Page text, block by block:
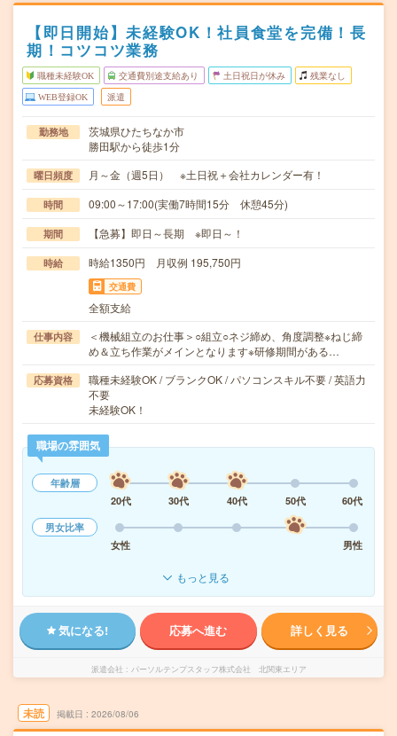
【即日開始】未経験OK！社員食堂を完備！長
期！コツコツ業務
職種未経験OK 交通費別途支給あり 土日祝日が休み 残業なし
WEB登録OK 派遣
勤務地
茨城県ひたちなか市
勝田駅から徒歩1分
曜日頻度 月～金（週5日） ※土日祝＋会社カレンダー有！
時間 09:00～17:00(実働7時間15分 休憩45分)
期間 【急募】即日～長期 ※即日～！
時給 時給1350円 月収例 195,750円
交通費
全額支給
仕事内容
＜機械組立のお仕事＞○組立○ネジ締め、角度調整※ねじ締
め＆立ち作業がメインとなります※研修期間がある…
応募資格
職種未経験OK / ブランクOK / パソコンスキル不要 / 英語力
不要
未経験OK！
職場の雰囲気
年齢層
20代
30代 40代 50代
60代
男女比率
女性
男性
もっと見る
気になる! 応募へ進む 詳しく見る
派遣会社 パーソルテンプスタッフ株式会社 北関東エリア
未読 掲載日 2026/08/06